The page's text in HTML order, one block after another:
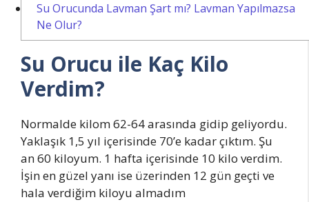
Su Orucunda Lavman Şart mı? Lavman Yapılmazsa
Ne Olur?
Su Orucu ile Kaç Kilo
Verdim?
Normalde kilom 62-64 arasında gidip geliyordu.
Yaklaşık 1,5 yıl içerisinde 70’e kadar çıktım. Şu
an 60 kiloyum. 1 hafta içerisinde 10 kilo verdim.
İşin en güzel yanı ise üzerinden 12 gün geçti ve
hala verdiğim kiloyu almadım